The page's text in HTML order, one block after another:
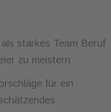
starkes Team Beruf
zu meistern
für ein